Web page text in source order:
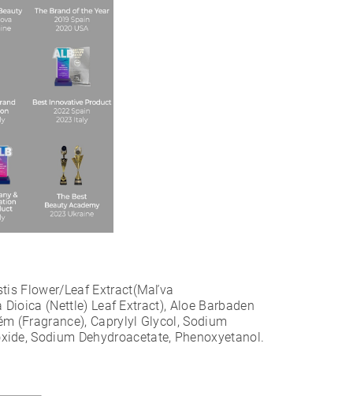
Flower/Leaf Extract(Maľva
(Nettle) Leaf Extract), Aloe Barbaden
(Fragrance), Caprylyl Glycol, Sodium
Sodium Dehydroacetate, Phenoxyetanol.